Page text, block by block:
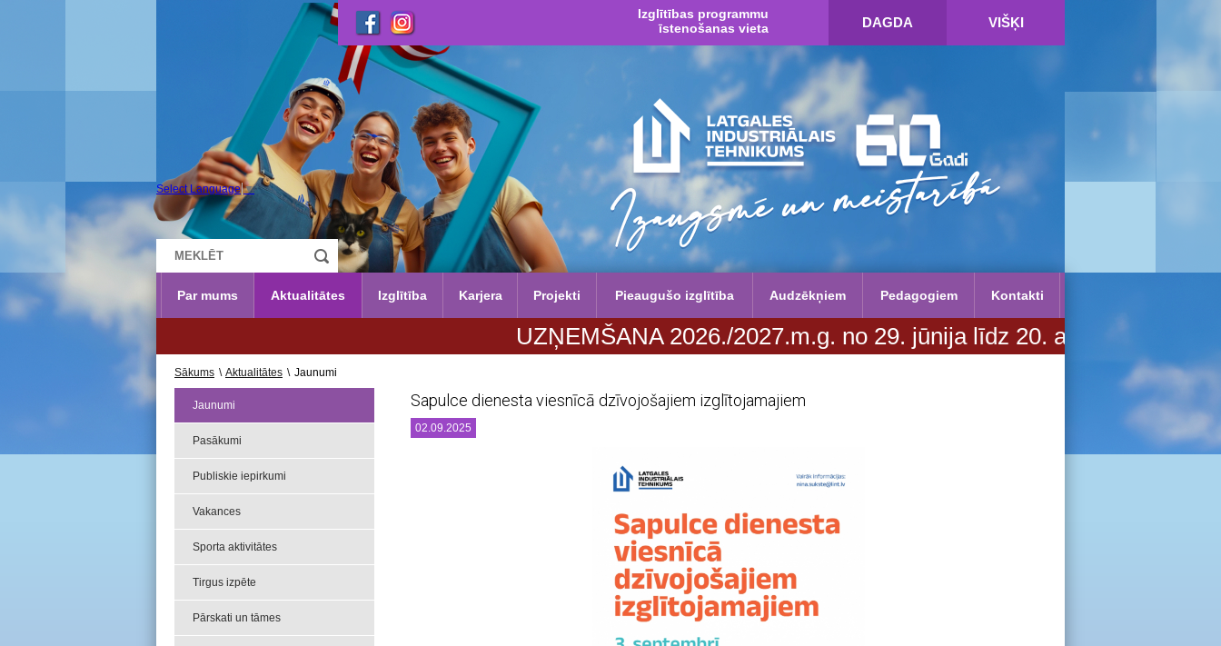
Select Language ▼
Izglītības programmu
īstenošanas vieta
DAGDA VIŠĶI
Par mums Aktualitātes Izglītība Karjera Projekti Pieaugušo izglītība Audzēkņiem Pedagogiem Kontakti
UZŅEMŠANA 2026./2027.m.g. no 29. jūnija līdz 20. augustam. Vairāk
Sākums \ Aktualitātes \ Jaunumi
Jaunumi
Pasākumi
Publiskie iepirkumi
Vakances
Sporta aktivitātes
Tirgus izpēte
Pārskati un tāmes
Sapulce dienesta viesnīcā dzīvojošajiem izglītojamajiem
02.09.2025